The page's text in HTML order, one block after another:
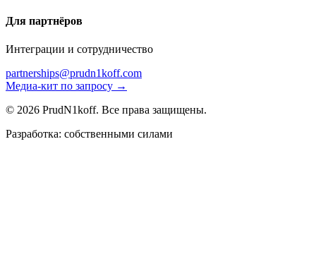
Для партнёров
Интеграции и сотрудничество
partnerships@prudn1koff.com
Медиа-кит по запросу →
© 2026 PrudN1koff. Все права защищены.
Разработка: собственными силами